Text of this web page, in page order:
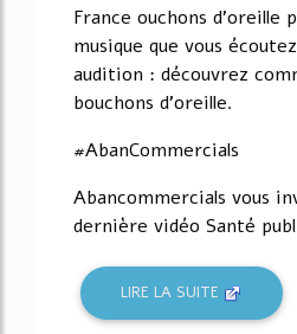
France ouchons d'oreille
musique que vous
audition : découvrez
bouchons d'oreille.
#AbanCommercials
Abancommercials vous
dernière vidéo Santé
LIRE LA SUITE